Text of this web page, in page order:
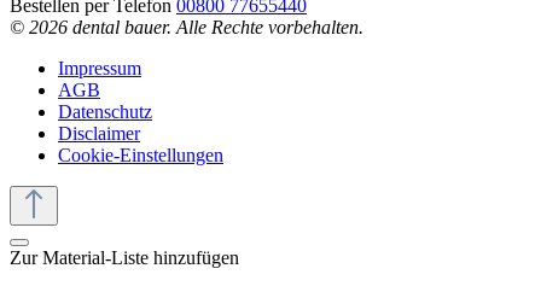
Bestellen per Telefon 00800 77655440
© 2026 dental bauer. Alle Rechte vorbehalten.
Impressum
AGB
Datenschutz
Disclaimer
Cookie-Einstellungen
Zur Material-Liste hinzufügen